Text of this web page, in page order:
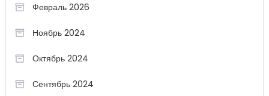
Февраль 2026
Ноябрь 2024
Октябрь 2024
Сентябрь 2024